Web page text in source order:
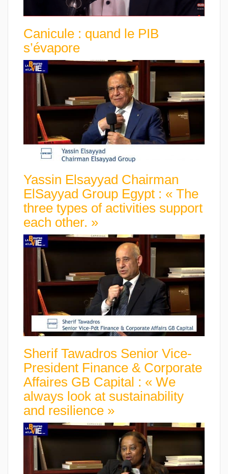
Canicule : quand le PIB
s’évapore
Yassin Elsayyad Chairman
ElSayyad Group Egypt : « The
three types of activities support
each other. »
Sherif Tawadros Senior Vice-
President Finance & Corporate
Affaires GB Capital : « We
always look at sustainability
and resilience »